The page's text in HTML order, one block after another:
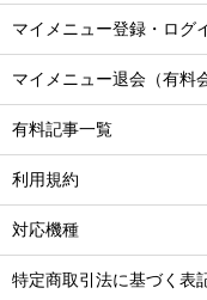
マイメニュー登録・ログ
マイメニュー退会（有料
有料記事一覧
利用規約
対応機種
特定商取引法に基づく表